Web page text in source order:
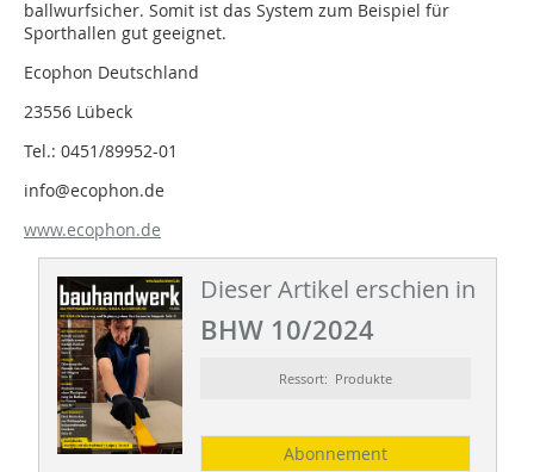
ballwurfsicher. Somit ist das System zum Beispiel für
Sporthallen gut geeignet.
Ecophon Deutschland
23556 Lübeck
Tel.: 0451/89952-01
info@ecophon.de
www.ecophon.de
Dieser Artikel erschien in
BHW 10/2024
Ressort: Produkte
Abonnement